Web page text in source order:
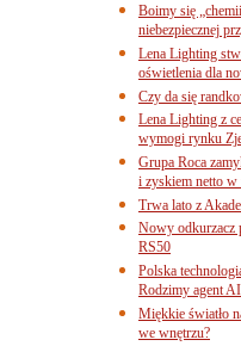
Boimy się
niebezpiecznej
Lena Lighting
oświetlenia dla
Czy da się
Lena Lighting z
wymogi rynku
Grupa Roca
i zyskiem netto
Trwa lato z
Nowy odkurzacz
RS50
Polska
Rodzimy agent
Miękkie światło
we wnętrzu?